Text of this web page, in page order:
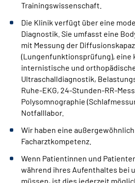
Trainingswissenschaft.
Die Klinik verfügt über eine
Diagnostik. Sie umfasst eine
mit Messung der
(Lungenfunktionsprüfung), eine
internistische und
Ultraschalldiagnostik,
Ruhe-EKG, 24-Stunden-RR-
Polysomnographie
Notfalllabor.
Wir haben eine
Facharztkompetenz.
Wenn Patientinnen und
während ihres Aufenthaltes bei
müssen, ist dies jederzeit